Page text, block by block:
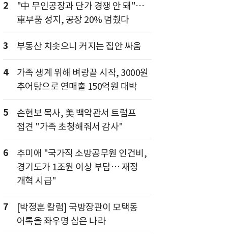
2
"中 무인공장과 단가 경쟁 안 돼"…
車부품 성지, 공장 20% 멈췄다
3 부동산 치솟으니 커지는 집안 싸움
4
가족 생계 위해 벼랑끝 시작, 3000원
추어탕으로 연매출 150억원 대박
5
손현보 목사, 美 백악관서 트럼프
접견 "가족 초청해줘서 감사"
6
추미애 "국가직 소방공무원 인건비,
경기도가 1조원 이상 부담… 재정
개혁 시급"
7
[박정훈 칼럼] 국방장관이 모택동
어록을 좌우명 삼은 나라